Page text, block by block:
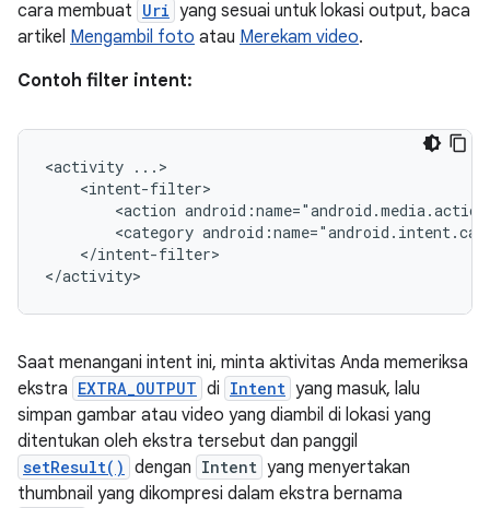
cara membuat Uri yang sesuai untuk lokasi output, baca
artikel Mengambil foto atau Merekam video.
Contoh filter intent:
<activity
<action
<category
</intent-filter>
</activity>
Saat menangani intent ini, minta aktivitas Anda memeriksa
ekstra EXTRA_OUTPUT di Intent yang masuk, lalu
simpan gambar atau video yang diambil di lokasi yang
ditentukan oleh ekstra tersebut dan panggil
setResult() dengan Intent yang menyertakan
thumbnail yang dikompresi dalam ekstra bernama